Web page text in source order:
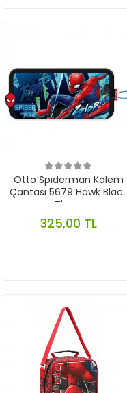
Otto Spıderman Kalem
Çantası 5679 Hawk Black
Thwıp
325,00 TL